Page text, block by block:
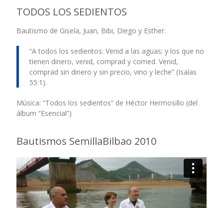
TODOS LOS SEDIENTOS
Bautismo de Gisela, Juan, Bibi, Diego y Esther.
“A todos los sedientos: Venid a las aguas; y los que no
tienen dinero, venid, comprad y comed. Venid,
comprad sin dinero y sin precio, vino y leche” (Isaías
55:1).
Música: “Todos los sedientos” de Héctor Hermosillo (del
álbum “Esencial”)
Bautismos SemillaBilbao 2010